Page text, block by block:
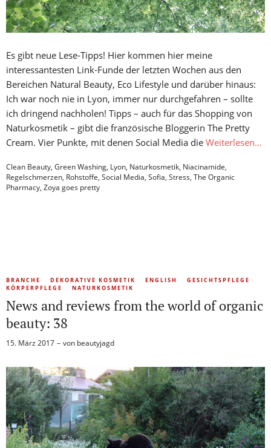
Es gibt neue Lese-Tipps! Hier kommen hier meine
interessantesten Link-Funde der letzten Wochen aus den
Bereichen Natural Beauty, Eco Lifestyle und darüber hinaus:
Ich war noch nie in Lyon, immer nur durchgefahren – sollte
ich dringend nachholen! Tipps – auch für das Shopping von
Naturkosmetik – gibt die französische Bloggerin The Pretty
Cream. Vier Punkte, mit denen Social Media die Weiterlesen…
Clean Beauty, Green Washing, Lyon, Naturkosmetik, Niacinamide,
Regelschmerzen, Rohstoffe, Social Media, Sofia, Stress, The Organic
Pharmacy, Zoya goes pretty
BRANCHE DEKORATIVE KOSMETIK ENGLISH
GESICHTSPFLEGE
KÖRPERPFLEGE
NATURKOSMETIK
News and reviews from the world of organic
beauty: 38
15. März 2017 von beautyjagd